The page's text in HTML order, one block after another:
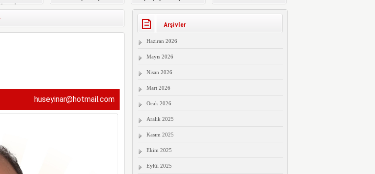
huseyinar@hotmail.com
Arşivler
Haziran 2026
Mayıs 2026
Nisan 2026
Mart 2026
Ocak 2026
Aralık 2025
Kasım 2025
Ekim 2025
Eylül 2025